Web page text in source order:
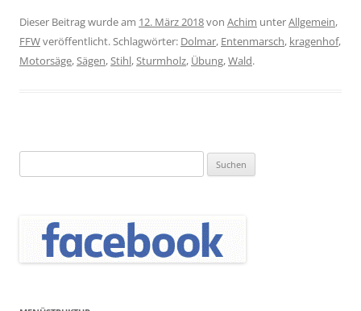
Dieser Beitrag wurde am 12. März 2018von Achim unterAllgemein,
FFWveröffentlicht. Schlagwörter: Dolmar, Entenmarsch, kragenhof,
Motorsäge,Sägen,Stihl,Sturmholz, Übung,Wald.
nach: